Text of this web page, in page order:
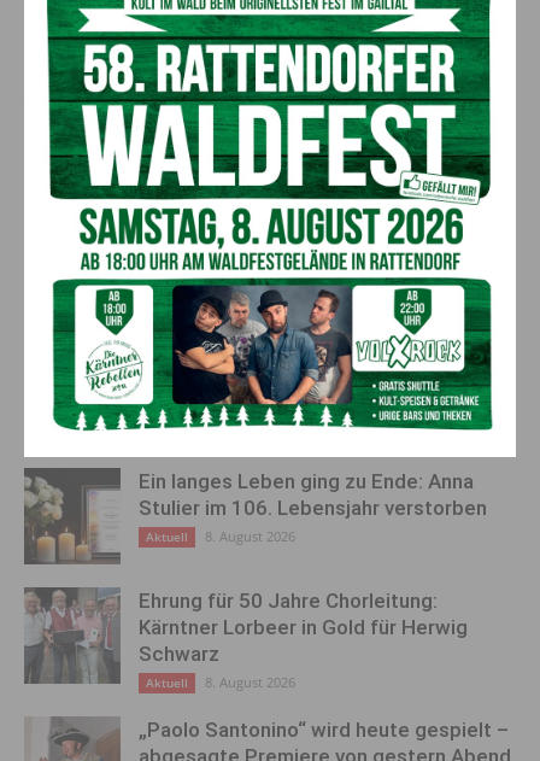
seiner Tiere auferlegt, und schwadroniert dann auch noch von
einem illegalen Abschuss, als würden wir in keinem
Rechtsstaat leben. Ähnlich ein Bürgermeister, der für illegale
Abschüsse auch noch Steuergeld auslegen will. Leben wir im
Wilden Westen mit Selbstjustiz und Lynchmob? Mir scheint
beim Thema Wolf dreht ein Segment unserer Gesellschaft
völlig durch. Ich hoffe sehr, dass die zuständigen Stellen diese
Rambos zur Räson bringen werden.
Vorheriger Artikel
Informationsabend für
Schwangere im LKH Villach
Nächster Artikel
Gewitter mit Sturm, Regen und
Hagel über Kärnten
AKTUELLES
Ein langes Leben ging zu Ende: Anna
Stulier im 106. Lebensjahr verstorben
Aktuell 8. August 2026
Ehrung für 50 Jahre Chorleitung:
Kärntner Lorbeer in Gold für Herwig
Schwarz
Aktuell 8. August 2026
„Paolo Santonino“ wird heute gespielt –